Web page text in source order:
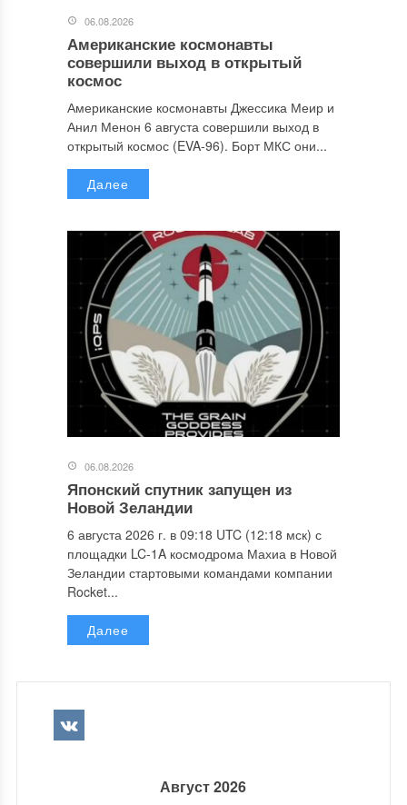
06.08.2026
Американские космонавты
совершили выход в открытый
космос
Американские космонавты Джессика Меир и
Анил Менон 6 августа совершили выход в
открытый космос (EVA-96). Борт МКС они...
Далее
06.08.2026
Японский спутник запущен из
Новой Зеландии
6 августа 2026 г. в 09:18 UTC (12:18 мск) с
площадки LC-1A космодрома Махиа в Новой
Зеландии стартовыми командами компании
Rocket...
Далее
Август 2026